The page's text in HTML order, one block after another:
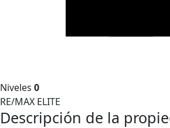
Niveles 0
RE/MAX ELITE
Descripción de la